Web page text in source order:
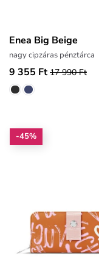
Enea Big Beige
nagy cipzáras pénztárca
9 355 Ft 17 990 Ft
-45%